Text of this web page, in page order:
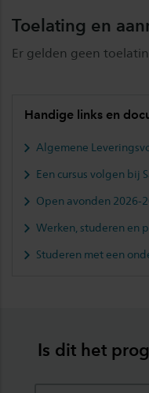
Toelating en
Er gelden geen
Handige links en
Algemene
Een cursus volgen bij
Open avonden 2026-
Werken, studeren en
Studeren met een
Is dit het